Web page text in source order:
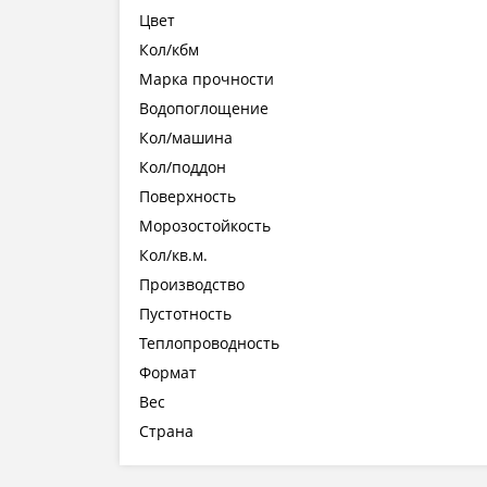
Цвет
Кол/кбм
Марка прочности
Водопоглощение
Кол/машина
Кол/поддон
Поверхность
Морозостойкость
Кол/кв.м.
Производство
Пустотность
Теплопроводность
Формат
Вес
Страна